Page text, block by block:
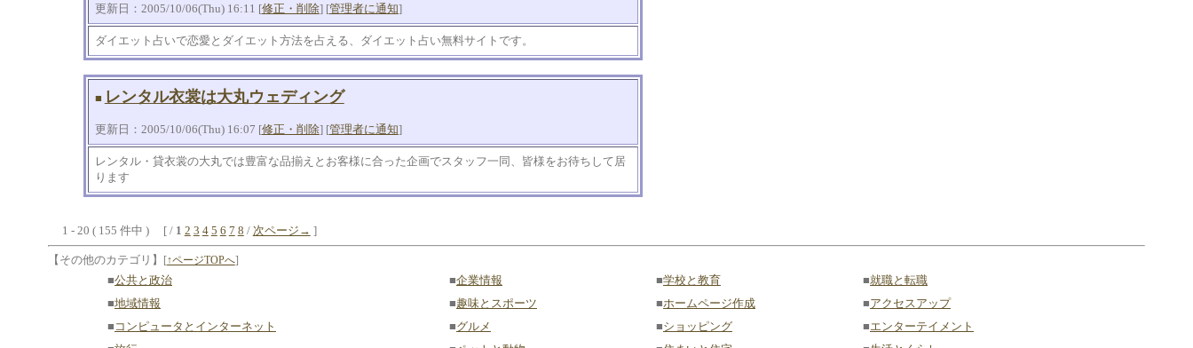
更新日：2005/10/06(Thu) 16:11 [修正・削除] [管理者に通知]
ダイエット占いで恋愛とダイエット方法を占える、ダイエット占い無料サイトです。
■ レンタル衣裳は大丸ウェディング
更新日：2005/10/06(Thu) 16:07 [修正・削除] [管理者に通知]
レンタル・貸衣裳の大丸では豊富な品揃えとお客様に合った企画でスタッフ一同、皆様をお待ちして居
ります
1 - 20 ( 155 件中 ) [ / 1 2 3 4 5 6 7 8 / 次ページ→ ]
【その他のカテゴリ】 [↑ページTOPへ]
■公共と政治 ■企業情報 ■学校と教育 ■就職と転職
■地域情報 ■趣味とスポーツ ■ホームページ作成 ■アクセスアップ
■ コンピュータとインターネット ■グルメ ■ショッピング ■エンターテイメント